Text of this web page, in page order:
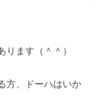
ります（＾＾）
方、ドーハはいか